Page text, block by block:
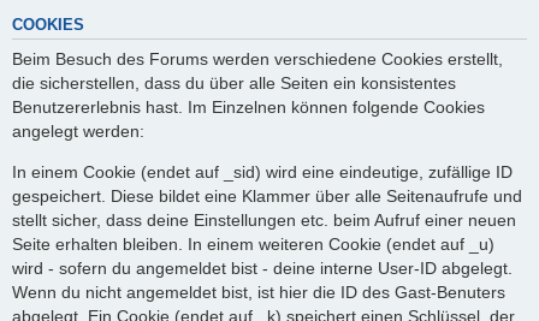
COOKIES
Beim Besuch des Forums werden verschiedene Cookies erstellt,
die sicherstellen, dass du über alle Seiten ein konsistentes
Benutzererlebnis hast. Im Einzelnen können folgende Cookies
angelegt werden:
In einem Cookie (endet auf _sid) wird eine eindeutige, zufällige ID
gespeichert. Diese bildet eine Klammer über alle Seitenaufrufe und
stellt sicher, dass deine Einstellungen etc. beim Aufruf einer neuen
Seite erhalten bleiben. In einem weiteren Cookie (endet auf _u)
wird - sofern du angemeldet bist - deine interne User-ID abgelegt.
Wenn du nicht angemeldet bist, ist hier die ID des Gast-Benuters
abgelegt. Ein Cookie (endet auf _k) speichert einen Schlüssel, der